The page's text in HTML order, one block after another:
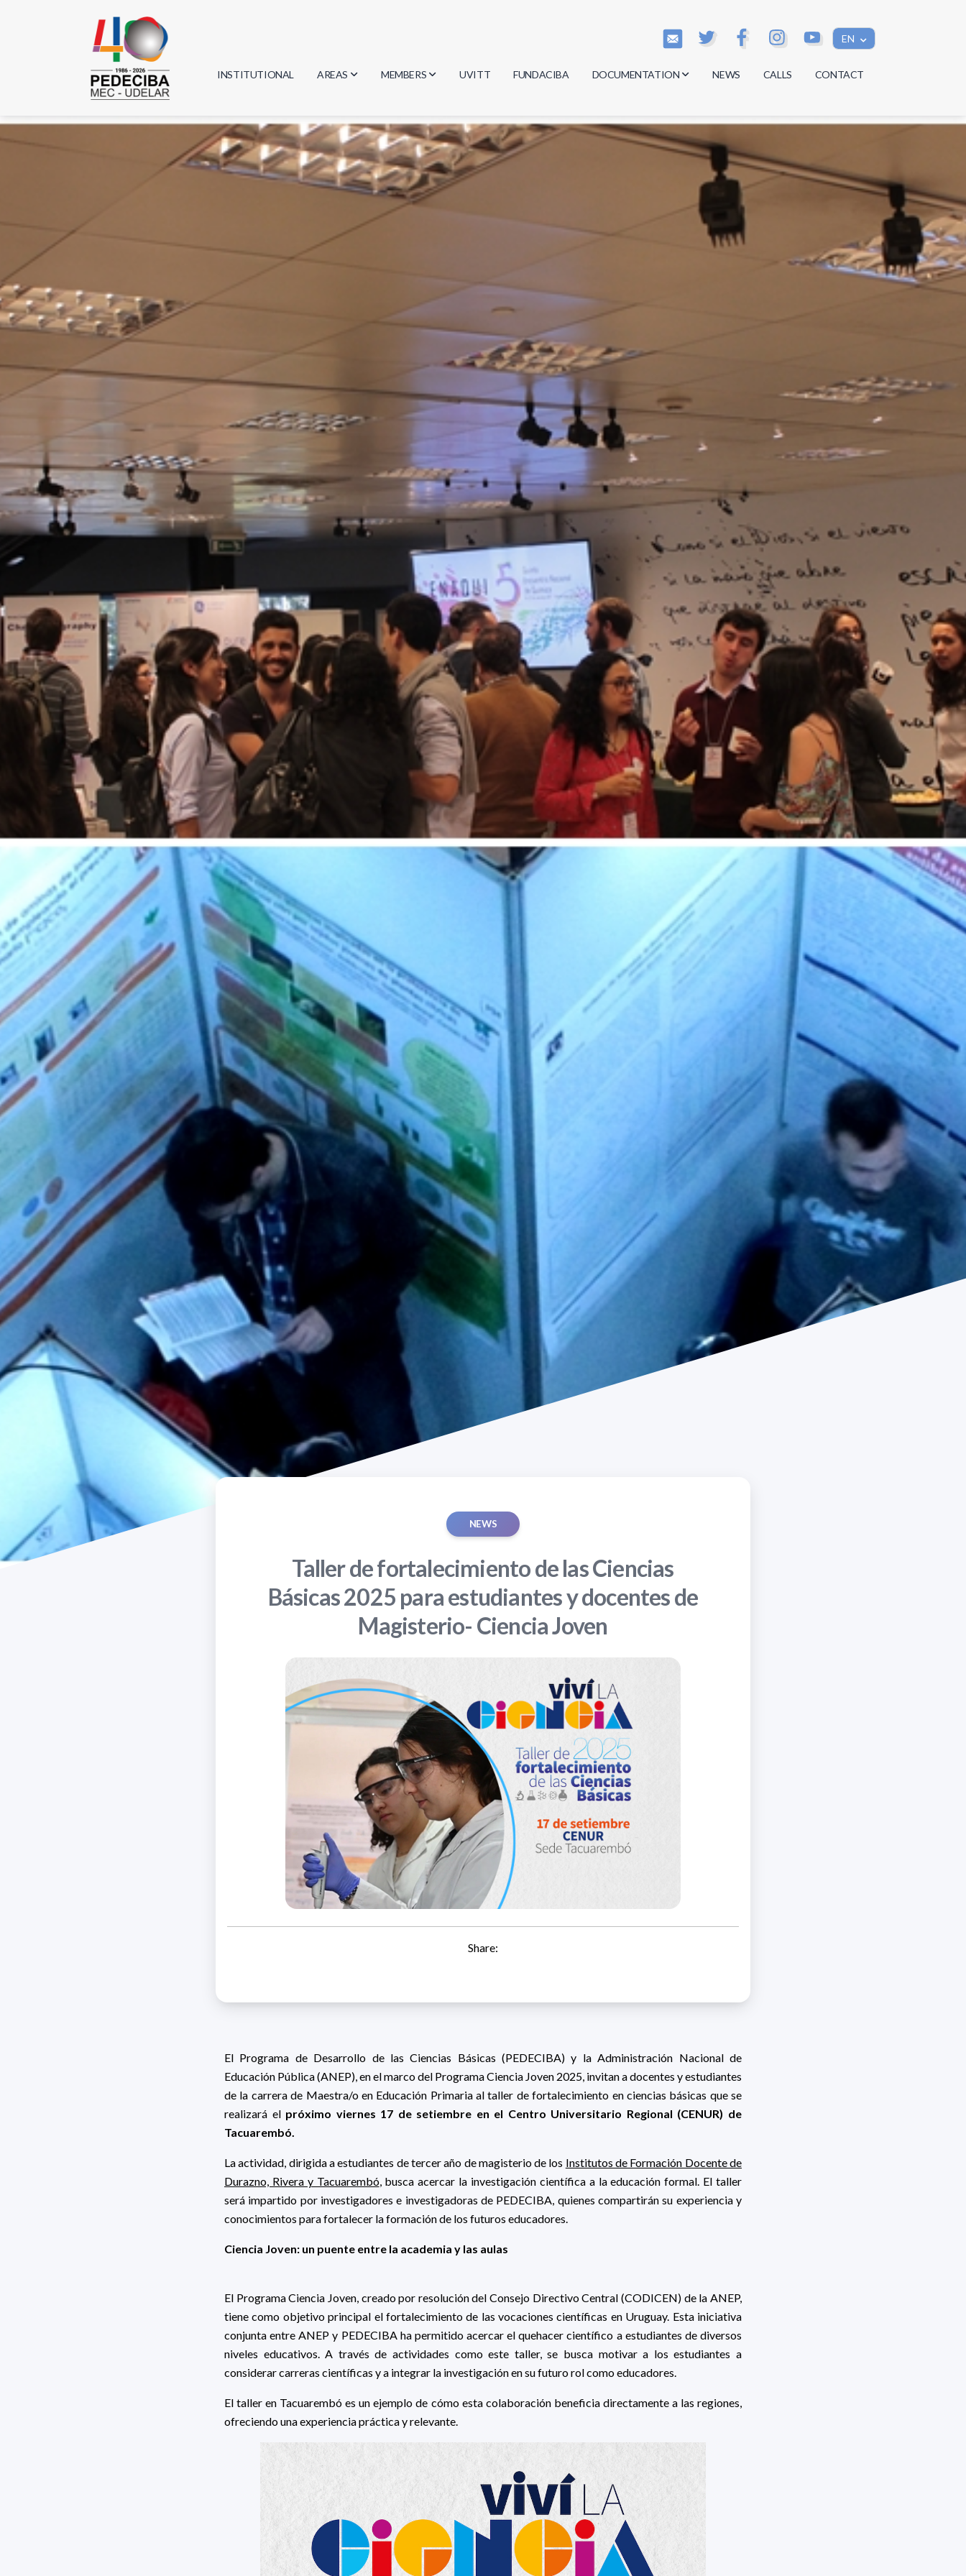
EN
INSTITUTIONAL AREAS
Physics
Geosciences
Computer Science
Mathematics
Chemistry
MEMBERS
Students
Graduates
UVITT FUNDACIBA DOCUMENTATION
Regulations
NEWS CALLS CONTACT
NEWS
Taller de fortalecimiento de las Ciencias
Básicas 2025 para estudiantes y docentes de
Magisterio- Ciencia Joven
Share:
El Programa de Desarrollo de las Ciencias Básicas (PEDECIBA) y la Administración Nacional de
Educación Pública (ANEP), en el marco del Programa Ciencia Joven 2025, invitan a docentes y estudiantes
de la carrera de Maestra/o en Educación Primaria al taller de fortalecimiento en ciencias básicas que se
realizará el próximo viernes 17 de setiembre en el Centro Universitario Regional (CENUR) de
Tacuarembó.
La actividad, dirigida a estudiantes de tercer año de magisterio de los Institutos de Formación Docente de
Durazno, Rivera y Tacuarembó, busca acercar la investigación científica a la educación formal. El taller
será impartido por investigadores e investigadoras de PEDECIBA, quienes compartirán su experiencia y
conocimientos para fortalecer la formación de los futuros educadores.
Ciencia Joven: un puente entre la academia y las aulas
El Programa Ciencia Joven, creado por resolución del Consejo Directivo Central (CODICEN) de la ANEP,
tiene como objetivo principal el fortalecimiento de las vocaciones científicas en Uruguay. Esta iniciativa
conjunta entre ANEP y PEDECIBA ha permitido acercar el quehacer científico a estudiantes de diversos
niveles educativos. A través de actividades como este taller, se busca motivar a los estudiantes a
considerar carreras científicas y a integrar la investigación en su futuro rol como educadores.
El taller en Tacuarembó es un ejemplo de cómo esta colaboración beneficia directamente a las regiones,
ofreciendo una experiencia práctica y relevante.